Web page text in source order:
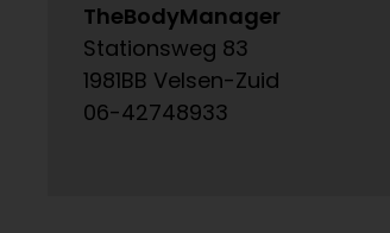
TheBodyManager
Stationsweg 83
1981BB Velsen-Zuid
06-42748933